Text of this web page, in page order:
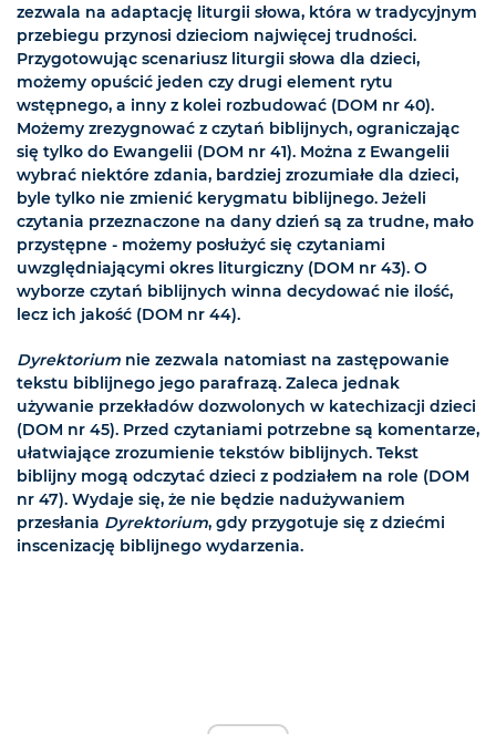
zezwala na adaptację liturgii słowa, która w tradycyjnym
przebiegu przynosi dzieciom najwięcej trudności.
Przygotowując scenariusz liturgii słowa dla dzieci,
możemy opuścić jeden czy drugi element rytu
wstępnego, a inny z kolei rozbudować (DOM nr 40).
Możemy zrezygnować z czytań biblijnych, ograniczając
się tylko do Ewangelii (DOM nr 41). Można z Ewangelii
wybrać niektóre zdania, bardziej zrozumiałe dla dzieci,
byle tylko nie zmienić kerygmatu biblijnego. Jeżeli
czytania przeznaczone na dany dzień są za trudne, mało
przystępne - możemy posłużyć się czytaniami
uwzględniającymi okres liturgiczny (DOM nr 43). O
wyborze czytań biblijnych winna decydować nie ilość,
lecz ich jakość (DOM nr 44).
Dyrektorium nie zezwala natomiast na zastępowanie
tekstu biblijnego jego parafrazą. Zaleca jednak
używanie przekładów dozwolonych w katechizacji dzieci
(DOM nr 45). Przed czytaniami potrzebne są komentarze,
ułatwiające zrozumienie tekstów biblijnych. Tekst
biblijny mogą odczytać dzieci z podziałem na role (DOM
nr 47). Wydaje się, że nie będzie nadużywaniem
przesłania Dyrektorium, gdy przygotuje się z dziećmi
inscenizację biblijnego wydarzenia.